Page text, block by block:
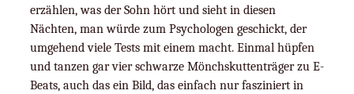
erzählen, was der Sohn hört und sieht in diesen
Nächten, man würde zum Psychologen geschickt, der
umgehend viele Tests mit einem macht. Einmal hüpfen
und tanzen gar vier schwarze Mönchskuttenträger zu E-
Beats, auch das ein Bild, das einfach nur fasziniert in